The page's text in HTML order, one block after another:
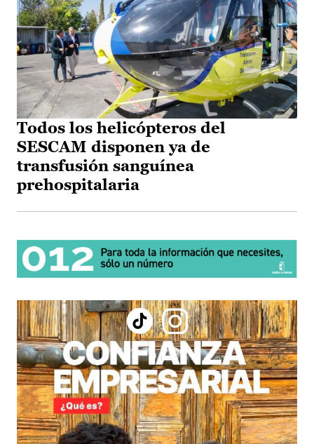
Todos los helicópteros del
SESCAM disponen ya de
transfusión sanguínea
prehospitalaria